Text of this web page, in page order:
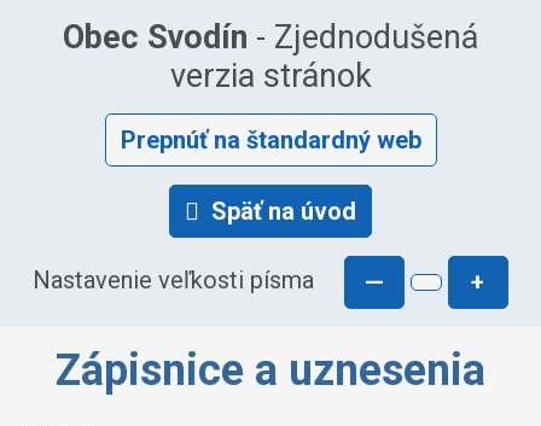
Obec Svodín - Zjednodušená
verzia stránok
Prepnúť na štandardný web
Späť na úvod
Nastavenie veľkosti písma — +
Zápisnice a uznesenia